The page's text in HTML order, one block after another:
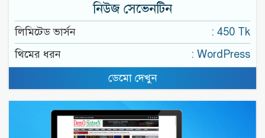
নিউজ সেভেনটিন
লিমিটেড ভার্সন
: 450 Tk
থিমের ধরন
: WordPress
ডেমো দেখুন